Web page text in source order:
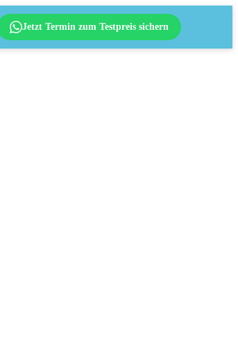
Jetzt Termin zum Testpreis sichern